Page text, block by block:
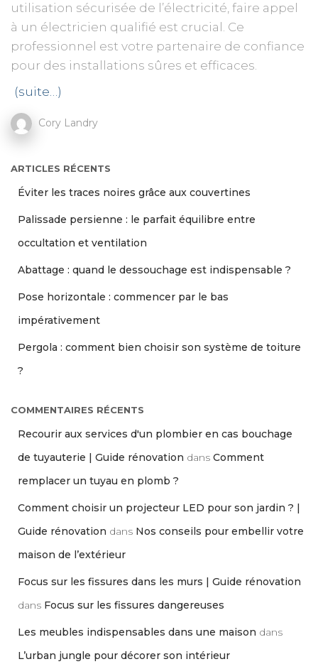
utilisation sécurisée de l’électricité, faire appel
à un électricien qualifié est crucial. Ce
professionnel est votre partenaire de confiance
pour des installations sûres et efficaces.
(suite…)
Cory Landry
ARTICLES RÉCENTS
Éviter les traces noires grâce aux couvertines
Palissade persienne : le parfait équilibre entre
occultation et ventilation
Abattage : quand le dessouchage est indispensable ?
Pose horizontale : commencer par le bas
impérativement
Pergola : comment bien choisir son système de toiture
?
COMMENTAIRES RÉCENTS
Recourir aux services d'un plombier en cas bouchage
de tuyauterie | Guide rénovation dans Comment
remplacer un tuyau en plomb ?
Comment choisir un projecteur LED pour son jardin ? |
Guide rénovation dans Nos conseils pour embellir votre
maison de l’extérieur
Focus sur les fissures dans les murs | Guide rénovation
dans Focus sur les fissures dangereuses
Les meubles indispensables dans une maison dans
L’urban jungle pour décorer son intérieur